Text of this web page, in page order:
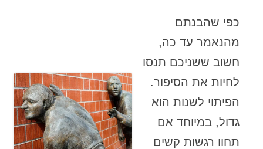
כפי שהבנתם
מהנאמר עד כה,
חשוב ששניכם תנסו
לחיות את הסיפור.
הפיתוי לשנות הוא
גדול, במיוחד אם
תחוו רגשות קשים